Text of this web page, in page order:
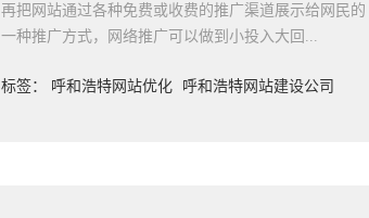
再把网站通过各种免费或收费的推广渠道展示给网民的
一种推广方式，网络推广可以做到小投入大回...
标签： 呼和浩特网站优化 呼和浩特网站建设公司